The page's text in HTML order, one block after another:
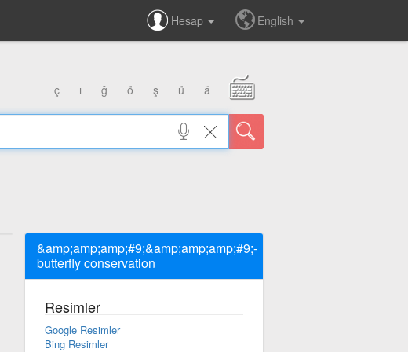
Hesap English
ç ı ğ ö ş ü â
&amp;amp;amp;#9;&amp;amp;amp;#9;-
butterfly conservation
Resimler
Google Resimler
Bing Resimler